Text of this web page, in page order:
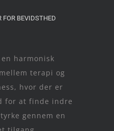
FOR BEVIDSTHED
harmonisk
terapi og
hvor der er
for at finde indre
gennem en